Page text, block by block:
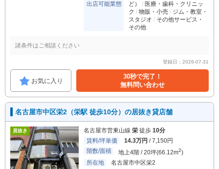
出店可能業態
ど）
医療・歯科・クリニッ
ク
物販・小売
ジム・教室・
スタジオ
その他サービス・
その他
諸条件はご相談ください
登録日：2026-07-31
お気に入り
30秒で完了！
無料問い合わせ
名古屋市中区栄2（栄駅 徒歩10分）の居抜き貸店舗
居抜き 名古屋市営東山線 栄 徒歩 10分
賃料/坪単価
14.3万円 / 7,150円
階数/面積
地上4階 / 20坪(66.12m2)
所在地
名古屋市中区栄2